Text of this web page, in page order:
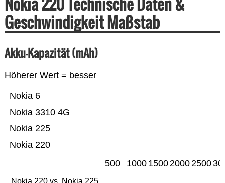
Geschwindigkeit Maßstab
Akku-Kapazität (mAh)
Höherer Wert = besser
Nokia 220
Nokia 225
Nokia 3310 4G
Nokia 6
500 1000 150020002500
Nokia 220 vs. Nokia 225